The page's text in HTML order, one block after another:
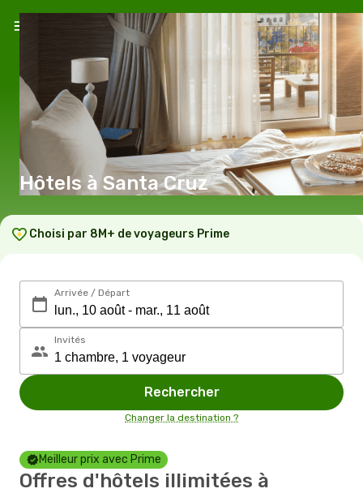
Hôtels à Santa Cruz
Choisi par 8M+ de voyageurs Prime
Arrivée / Départ
Invités
Rechercher
Changer la destination ?
Meilleur prix avec Prime
Offres d'hôtels illimitées à